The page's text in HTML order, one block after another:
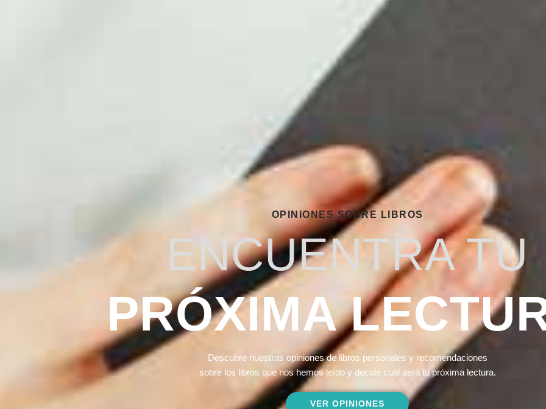
OPINIONES SOBRE LIBROS
ENCUENTRA TU
PRÓXIMA
Descubre nuestras opiniones de libros personales y recomendaciones
sobre los libros que nos hemos leído y decide cuál será tu próxima lectura.
VER OPINIONES